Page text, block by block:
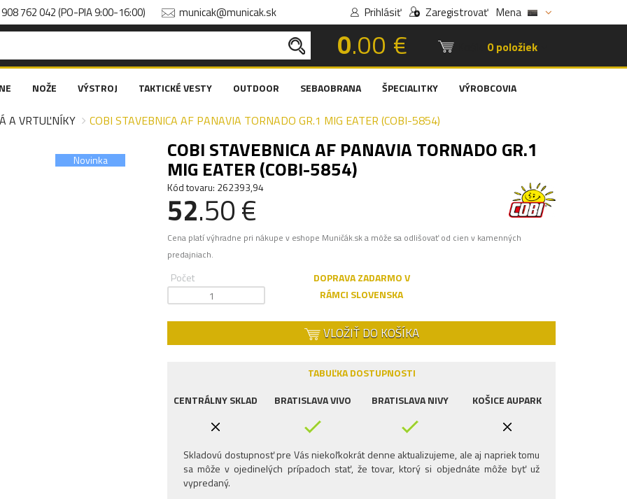
762 042 (PO-PIA 9:00-16:00) municak@municak.sk Prihlásiť Zaregistrovať Mena
0.00 € 0 položiek
NOŽE VÝSTROJ TAKTICKÉ VESTY OUTDOOR SEBAOBRANA ŠPECIALITKY VÝROBCOVIA
A VRTUĽNÍKY COBI STAVEBNICA AF PANAVIA TORNADO GR.1 MIG EATER (COBI-5854)
Novinka COBI STAVEBNICA AF PANAVIA TORNADO GR.1
MIG EATER (COBI-5854)
Kód tovaru: 262393,94
52.50 €
Cena platí výhradne pri nákupe v eshope Muničák.sk a môže sa odlišovať od cien v kamenných
predajniach.
Počet
DOPRAVA ZADARMO V
RÁMCI SLOVENSKA
VLOŽIŤ DO KOŠÍKA
TABUĽKA DOSTUPNOSTI
CENTRÁLNY SKLAD
BRATISLAVA VIVO BRATISLAVA NIVY KOŠICE AUPARK
Skladovú dostupnosť pre Vás niekoľkokrát denne aktualizujeme, ale aj napriek tomu
sa môže v ojedinelých prípadoch stať, že tovar, ktorý si objednáte môže byť už
vypredaný.